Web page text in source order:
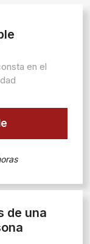
en el
de una